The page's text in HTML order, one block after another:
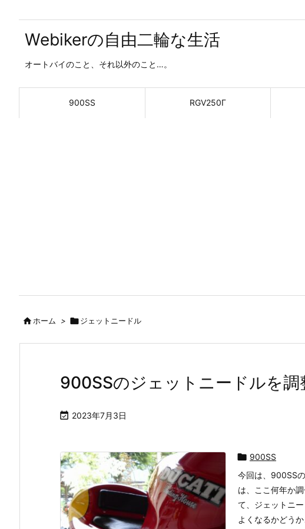
Webikerの自由二輪な生活
オートバイのこと、それ以外のこと…。
900SS RGV250Γ
ホーム > ジェットニードル
900SSのジェットニードルを調
 2023年7月3日
 900SS
今回は、900SS
は、ここ何年か
て、ジェットニ
よくなるかどう